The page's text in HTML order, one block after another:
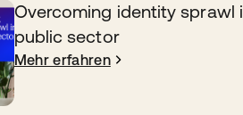
Overcoming identity sprawl
public sector
Mehr erfahren